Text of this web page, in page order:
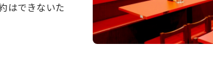
はできないた